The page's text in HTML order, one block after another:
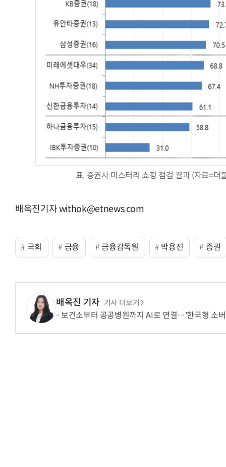
표. 증권사 미스터리 쇼핑 점검 결과 (자료=더
배옥진기자 withok@etnews.com
국회 금융 금융감독원 박용진 증권
배옥진 기자 기사 더보기
보건소부터 공공병원까지 AI로 연결…'한국형 소